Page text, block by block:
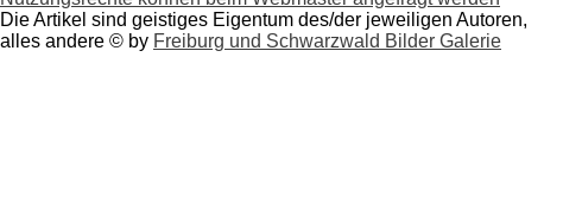
Die Artikel sind geistiges Eigentum des/der jeweiligen Autoren,
alles andere © by Freiburg und Schwarzwald Bilder Galerie